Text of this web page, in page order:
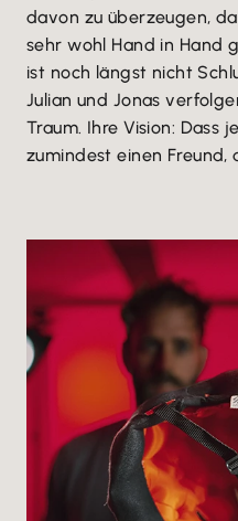
davon zu überzeugen,
sehr wohl Hand in Hand
ist noch längst nicht
Julian und Jonas
Traum. Ihre Vision: Dass
zumindest einen